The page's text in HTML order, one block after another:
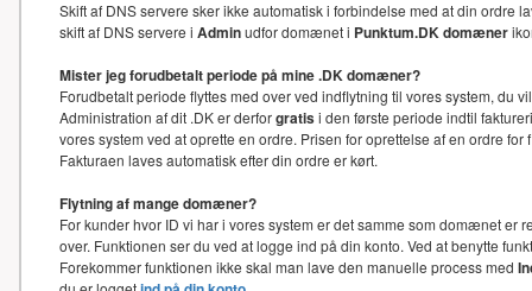
Skift af DNS servere sker ikke automatisk i forbindelse med at din
skift af DNS servere i Adminudfor domænet i Punktum.DK domæner
Mister jeg forudbetalt periode på mine .DK domæner?
Forudbetalt periode flyttes med over ved indflytning til vores system,
Administration af dit .DK er derforgratisi den første periode indtil
vores system ved at oprette en ordre. Prisen for oprettelse af en ordre
Fakturaen laves automatisk efter din ordre er kørt.
Flytning af mange domæner?
For kunder hvor ID vi har i vores system er det samme som domænet
over. Funktionen ser du ved at logge ind på din konto. Ved at benytte
Forekommer funktionen ikke skal man lave den manuelle process med